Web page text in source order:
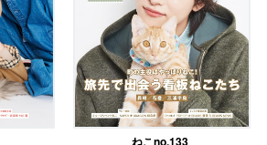
ねこno.133